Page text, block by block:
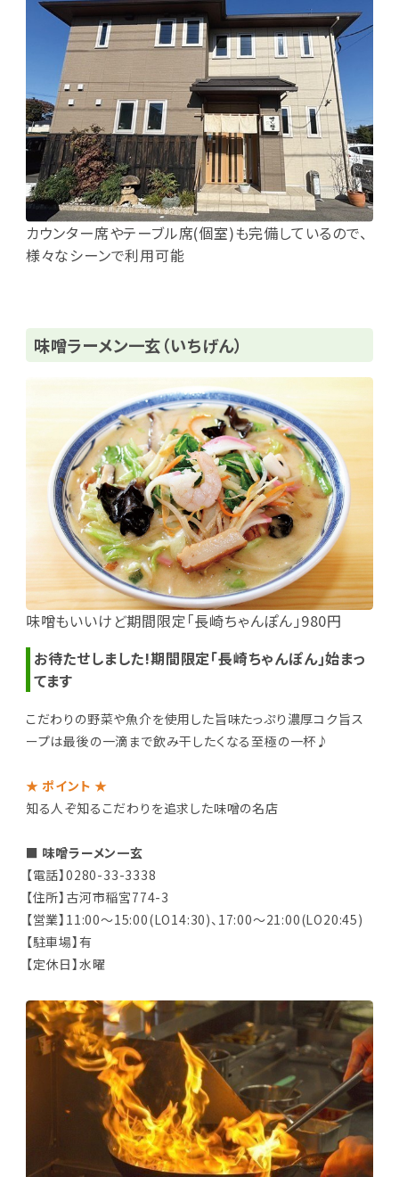
カウンター席やテーブル席(個室)も完備しているので、
様々なシーンで利用可能
味噌ラーメン一玄（いちげん）
味噌もいいけど期間限定｢長崎ちゃんぽん｣980円
お待たせしました!期間限定｢長崎ちゃんぽん｣始まっ
てます
こだわりの野菜や魚介を使用した旨味たっぷり濃厚コク旨ス
ープは最後の一滴まで飲み干したくなる至極の一杯♪
★ ポイント ★
知る人ぞ知るこだわりを追求した味噌の名店
■ 味噌ラーメン一玄
【電話】0280-33-3338
【住所】古河市稲宮774-3
【営業】11:00～15:00(LO14:30)、17:00～21:00(LO20:45)
【駐車場】有
【定休日】水曜